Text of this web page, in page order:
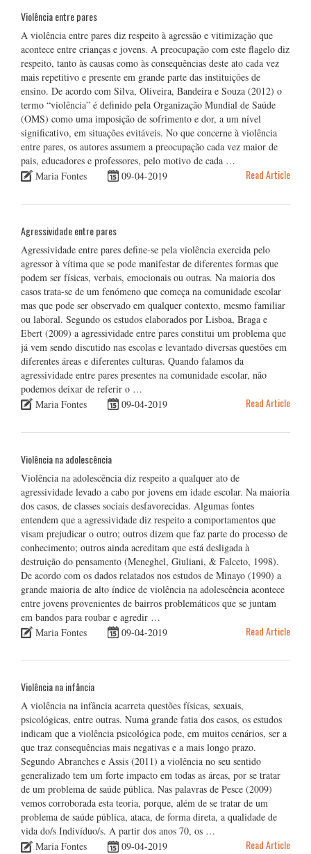
Violência entre pares
A violência entre pares diz respeito à agressão e vitimização que
acontece entre crianças e jovens. A preocupação com este flagelo diz
respeito, tanto às causas como às consequências deste ato cada vez
mais repetitivo e presente em grande parte das instituições de
ensino. De acordo com Silva, Oliveira, Bandeira e Souza (2012) o
termo “violência” é definido pela Organização Mundial de Saúde
(OMS) como uma imposição de sofrimento e dor, a um nível
significativo, em situações evitáveis. No que concerne à violência
entre pares, os autores assumem a preocupação cada vez maior de
pais, educadores e professores, pelo motivo de cada …
Maria Fontes
09-04-2019 Read Article
Agressividade entre pares
Agressividade entre pares define-se pela violência exercida pelo
agressor à vítima que se pode manifestar de diferentes formas que
podem ser físicas, verbais, emocionais ou outras. Na maioria dos
casos trata-se de um fenómeno que começa na comunidade escolar
mas que pode ser observado em qualquer contexto, mesmo familiar
ou laboral. Segundo os estudos elaborados por Lisboa, Braga e
Ebert (2009) a agressividade entre pares constitui um problema que
já vem sendo discutido nas escolas e levantado diversas questões em
diferentes áreas e diferentes culturas. Quando falamos da
agressividade entre pares presentes na comunidade escolar, não
podemos deixar de referir o …
Maria Fontes
09-04-2019 Read Article
Violência na adolescência
Violência na adolescência diz respeito a qualquer ato de
agressividade levado a cabo por jovens em idade escolar. Na maioria
dos casos, de classes sociais desfavorecidas. Algumas fontes
entendem que a agressividade diz respeito a comportamentos que
visam prejudicar o outro; outros dizem que faz parte do processo de
conhecimento; outros ainda acreditam que está desligada à
destruição do pensamento (Meneghel, Giuliani, & Falceto, 1998).
De acordo com os dados relatados nos estudos de Minayo (1990) a
grande maioria de alto índice de violência na adolescência acontece
entre jovens provenientes de bairros problemáticos que se juntam
em bandos para roubar e agredir …
Maria Fontes
09-04-2019 Read Article
Violência na infância
A violência na infância acarreta questões físicas, sexuais,
psicológicas, entre outras. Numa grande fatia dos casos, os estudos
indicam que a violência psicológica pode, em muitos cenários, ser a
que traz consequências mais negativas e a mais longo prazo.
Segundo Abranches e Assis (2011) a violência no seu sentido
generalizado tem um forte impacto em todas as áreas, por se tratar
de um problema de saúde pública. Nas palavras de Pesce (2009)
vemos corroborada esta teoria, porque, além de se tratar de um
problema de saúde pública, ataca, de forma direta, a qualidade de
vida do/s Indivíduo/s. A partir dos anos 70, os …
Maria Fontes
09-04-2019 Read Article